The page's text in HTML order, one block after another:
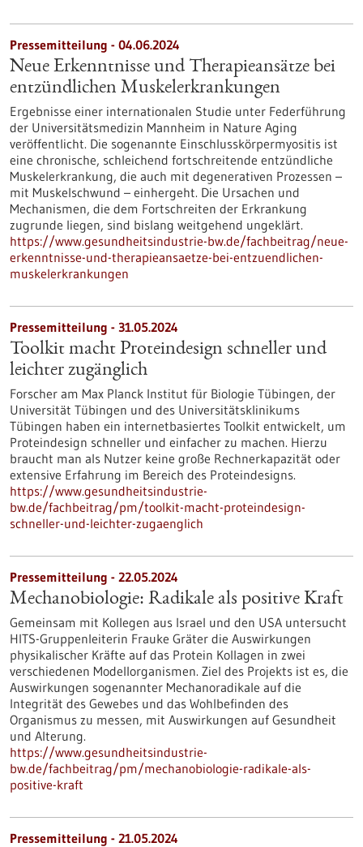
Pressemitteilung - 04.06.2024
Neue Erkenntnisse und Therapieansätze bei
entzündlichen Muskelerkrankungen
Ergebnisse einer internationalen Studie unter Federführung
der Universitätsmedizin Mannheim in Nature Aging
veröffentlicht. Die sogenannte Einschlusskörpermyositis ist
eine chronische, schleichend fortschreitende entzündliche
Muskelerkrankung, die auch mit degenerativen Prozessen –
mit Muskelschwund – einhergeht. Die Ursachen und
Mechanismen, die dem Fortschreiten der Erkrankung
zugrunde liegen, sind bislang weitgehend ungeklärt.
https://www.gesundheitsindustrie-bw.de/fachbeitrag/neue-
erkenntnisse-und-therapieansaetze-bei-entzuendlichen-
muskelerkrankungen
Pressemitteilung - 31.05.2024
Toolkit macht Proteindesign schneller und
leichter zugänglich
Forscher am Max Planck Institut für Biologie Tübingen, der
Universität Tübingen und des Universitätsklinikums
Tübingen haben ein internetbasiertes Toolkit entwickelt, um
Proteindesign schneller und einfacher zu machen. Hierzu
braucht man als Nutzer keine große Rechnerkapazität oder
extensive Erfahrung im Bereich des Proteindesigns.
https://www.gesundheitsindustrie-
bw.de/fachbeitrag/pm/toolkit-macht-proteindesign-
schneller-und-leichter-zugaenglich
Pressemitteilung - 22.05.2024
Mechanobiologie: Radikale als positive Kraft
Gemeinsam mit Kollegen aus Israel und den USA untersucht
HITS-Gruppenleiterin Frauke Gräter die Auswirkungen
physikalischer Kräfte auf das Protein Kollagen in zwei
verschiedenen Modellorganismen. Ziel des Projekts ist es, die
Auswirkungen sogenannter Mechanoradikale auf die
Integrität des Gewebes und das Wohlbefinden des
Organismus zu messen, mit Auswirkungen auf Gesundheit
und Alterung.
https://www.gesundheitsindustrie-
bw.de/fachbeitrag/pm/mechanobiologie-radikale-als-
positive-kraft
Pressemitteilung - 21.05.2024